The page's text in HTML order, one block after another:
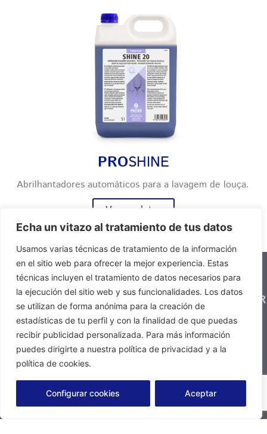
Echa un vitazo al tratamiento de tus datos
Usamos varias técnicas de tratamiento de la información
en el sitio web para ofrecer la mejor experiencia. Estas
técnicas incluyen el tratamiento de datos necesarios para
la ejecución del sitio web y sus funcionalidades. Los datos
se utilizan de forma anónima para la creación de
estadísticas de tu perfil y con la finalidad de que puedas
recibir publicidad personalizada. Para más información
puedes dirigirte a nuestra política de privacidad y a la
política de cookies.
Configurar cookies Aceptar
PROSHINE
Abrilhantadores automáticos para a lavagem de louça.
Ver produtos
Tel. +34 937
132 025 ·
info@saproder.com
A NOSSA
EMPRESA
· Sobre S.A.
PRODER
· Serviços
· Áreas de
· Catálogos
·
SERVIÇO
AO
CLIENTE
· Contactar-
nos
· Perguntas
distribuidor
SUBSCREVER
O NOSSO
BOLETIM
DE
NOTÍCIAS